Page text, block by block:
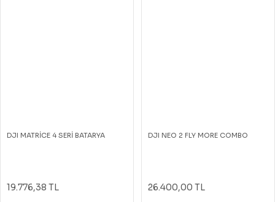
DJI MATRİCE 4 SERİ BATARYA
19.776,38 TL
DJI NEO 2 FLY MORE COMBO
26.400,00 TL